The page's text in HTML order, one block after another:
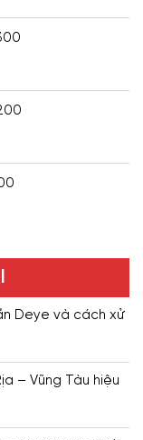
Deye và cách xử
– Vũng Tàu hiệu